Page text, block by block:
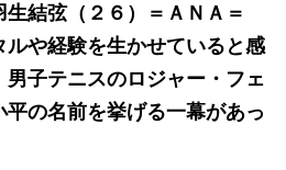
結弦（２６）＝ＡＮＡ＝
や経験を生かせていると感
男子テニスのロジャー・フェ
の名前を挙げる一幕があっ